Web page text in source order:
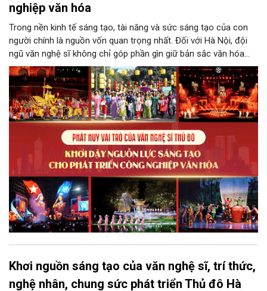
nghiệp văn hóa
Trong nền kinh tế sáng tạo, tài năng và sức sáng tạo của con
người chính là nguồn vốn quan trọng nhất. Đối với Hà Nội, đội
ngũ văn nghệ sĩ không chỉ góp phần gìn giữ bản sắc văn hóa
mà còn giữ vai trò trung tâm trong quá trình hình thành các sản
phẩm công nghiệp văn hóa có giá trị. Khơi dậy, phát huy và tạo
điều kiện để nguồn lực sáng tạo ấy phát triển sẽ là “chìa khóa”
để Hà Nội khai thác hiệu quả tiềm năng văn hóa, nâng cao năng
lực cạnh tranh và khẳng định vị thế của một trung tâm sáng tạo
trong kỷ nguyên mới.
Khơi nguồn sáng tạo của văn nghệ sĩ, trí thức,
nghệ nhân, chung sức phát triển Thủ đô Hà